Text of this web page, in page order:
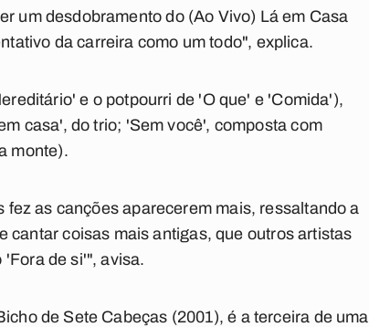
um desdobramento do (Ao Vivo) Lá em Casa
da carreira como um todo", explica.
e o potpourri de 'O que' e 'Comida'),
casa', do trio; 'Sem você', composta com
monte).
as canções aparecerem mais, ressaltando a
cantar coisas mais antigas, que outros artistas
de si'", avisa.
de Sete Cabeças (2001), é a terceira de uma